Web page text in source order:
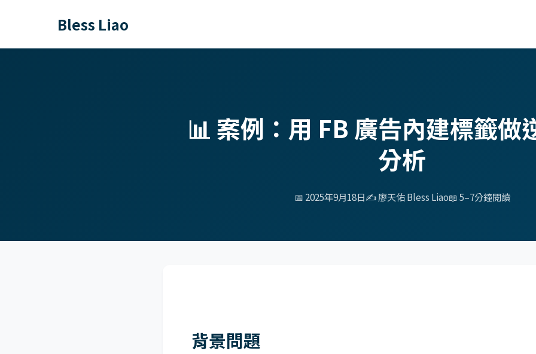
Bless Liao
📊 案例：用 FB 廣告內建標籤做
分析
📅 2025年9月18日✍️ 廖天佑 Bless Liao📖 5–7分鐘閱讀
背景問題